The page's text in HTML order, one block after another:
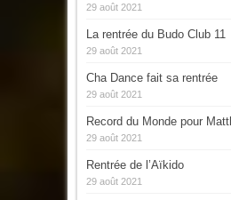
29 août 2021
La rentrée du Budo Club 11
29 août 2021
Cha Dance fait sa rentrée
29 août 2021
Record du Monde pour
29 août 2021
Rentrée de l’Aïkido
29 août 2021